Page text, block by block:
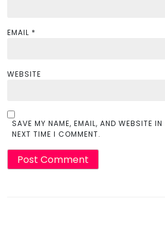
EMAIL *
WEBSITE
SAVE MY NAME, EMAIL, AND WEBSITE
NEXT TIME I COMMENT.